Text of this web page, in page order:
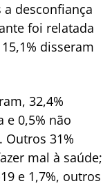
a desconfiança
foi relatada
disseram
32,4%
e 0,5% não
31%
mal à saúde;
e 1,7%, outros